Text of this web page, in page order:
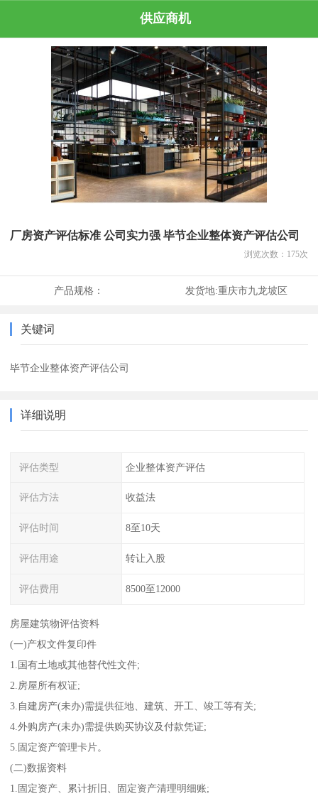
供应商机
厂房资产评估标准 公司实力强 毕节企业整体资产评估公司
浏览次数： 175次
产品规格： 发货地:重庆市九龙坡区
关键词
毕节企业整体资产评估公司
详细说明
评估类型 企业整体资产评估
评估方法 收益法
评估时间 8至10天
评估用途 转让入股
评估费用 8500至12000
房屋建筑物评估资料
(一)产权文件复印件
1.国有土地或其他替代性文件;
2.房屋所有权证;
3.自建房产(未办)需提供征地、建筑、开工、竣工等有关;
4.外购房产(未办)需提供购买协议及付款凭证;
5.固定资产管理卡片。
(二)数据资料
1.固定资产、累计折旧、固定资产清理明细账;